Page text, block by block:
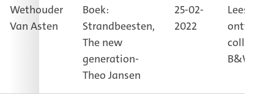
Wethouder
Van Asten
Boek:
Strandbeesten,
The new
generation-
Theo Jansen
25-02-
2022
Leestafel
college
B&W